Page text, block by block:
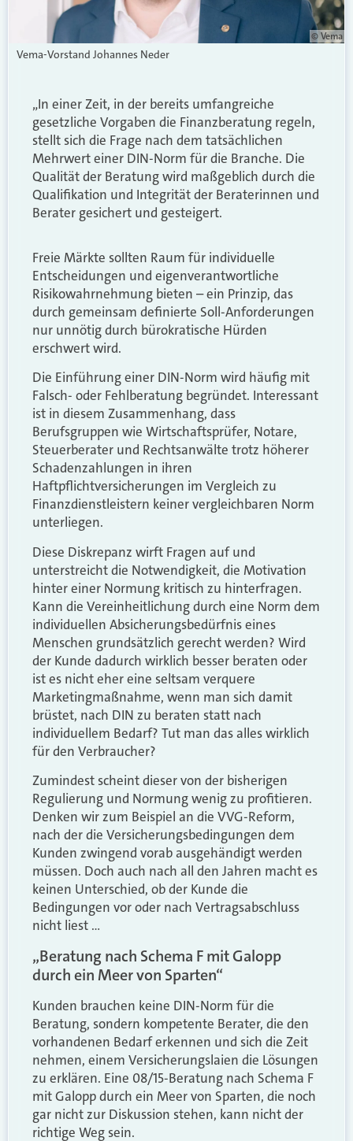
© Vema
Vema-Vorstand Johannes Neder
„In einer Zeit, in der bereits umfangreiche
gesetzliche Vorgaben die Finanzberatung regeln,
stellt sich die Frage nach dem tatsächlichen
Mehrwert einer DIN-Norm für die Branche. Die
Qualität der Beratung wird maßgeblich durch die
Qualifikation und Integrität der Beraterinnen und
Berater gesichert und gesteigert.
Freie Märkte sollten Raum für individuelle
Entscheidungen und eigenverantwortliche
Risikowahrnehmung bieten – ein Prinzip, das
durch gemeinsam definierte Soll-Anforderungen
nur unnötig durch bürokratische Hürden
erschwert wird.
Die Einführung einer DIN-Norm wird häufig mit
Falsch- oder Fehlberatung begründet. Interessant
ist in diesem Zusammenhang, dass
Berufsgruppen wie Wirtschaftsprüfer, Notare,
Steuerberater und Rechtsanwälte trotz höherer
Schadenzahlungen in ihren
Haftpflichtversicherungen im Vergleich zu
Finanzdienstleistern keiner vergleichbaren Norm
unterliegen.
Diese Diskrepanz wirft Fragen auf und
unterstreicht die Notwendigkeit, die Motivation
hinter einer Normung kritisch zu hinterfragen.
Kann die Vereinheitlichung durch eine Norm dem
individuellen Absicherungsbedürfnis eines
Menschen grundsätzlich gerecht werden? Wird
der Kunde dadurch wirklich besser beraten oder
ist es nicht eher eine seltsam verquere
Marketingmaßnahme, wenn man sich damit
brüstet, nach DIN zu beraten statt nach
individuellem Bedarf? Tut man das alles wirklich
für den Verbraucher?
Zumindest scheint dieser von der bisherigen
Regulierung und Normung wenig zu profitieren.
Denken wir zum Beispiel an die VVG-Reform,
nach der die Versicherungsbedingungen dem
Kunden zwingend vorab ausgehändigt werden
müssen. Doch auch nach all den Jahren macht es
keinen Unterschied, ob der Kunde die
Bedingungen vor oder nach Vertragsabschluss
nicht liest …
„Beratung nach Schema F mit Galopp
durch ein Meer von Sparten“
Kunden brauchen keine DIN-Norm für die
Beratung, sondern kompetente Berater, die den
vorhandenen Bedarf erkennen und sich die Zeit
nehmen, einem Versicherungslaien die Lösungen
zu erklären. Eine 08/15-Beratung nach Schema F
mit Galopp durch ein Meer von Sparten, die noch
gar nicht zur Diskussion stehen, kann nicht der
richtige Weg sein.